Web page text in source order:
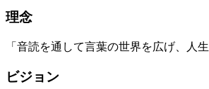
理念
「音読を通して言葉の世界を広げ、人
ビジョン